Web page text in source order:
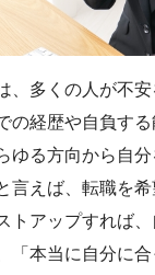
、多くの人が不安
の経歴や自負す
ゆる方向から自
言えば、転職を
トアップすれば
「本当に自分に